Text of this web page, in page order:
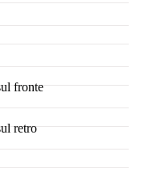
fronte
retro